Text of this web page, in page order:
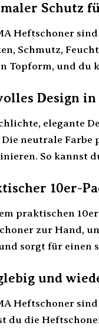
Schutz
Heftschoner
Schmutz,
Topform, und du
Design in
elegante
Die neutrale Farbe
So kannst
10er-
praktischen
zur Hand,
sorgt für einen
und
Heftschoner
du die